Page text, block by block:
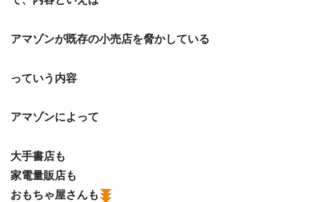
アマゾンが既存の小売店を脅かしている
っていう内容
アマゾンによって
大手書店も
家電量販店も
おもちゃ屋さんも